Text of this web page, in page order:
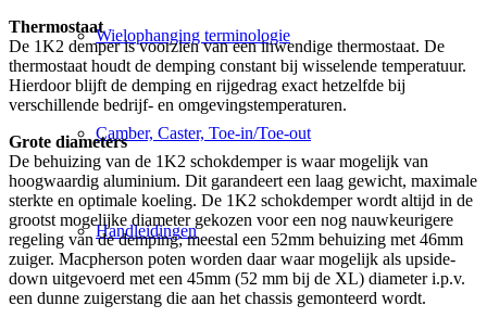
Wielophanging terminologie
Camber, Caster, Toe-in/Toe-out
Handleidingen
Thermostaat
De 1K2 demper is voorzien van een inwendige thermostaat. De
thermostaat houdt de demping constant bij wisselende temperatuur.
Hierdoor blijft de demping en rijgedrag exact hetzelfde bij
verschillende bedrijf- en omgevingstemperaturen.
Grote diameters
De behuizing van de 1K2 schokdemper is waar mogelijk van
hoogwaardig aluminium. Dit garandeert een laag gewicht, maximale
sterkte en optimale koeling. De 1K2 schokdemper wordt altijd in de
grootst mogelijke diameter gekozen voor een nog nauwkeurigere
regeling van de demping; meestal een 52mm behuizing met 46mm
zuiger. Macpherson poten worden daar waar mogelijk als upside-
down uitgevoerd met een 45mm (52 mm bij de XL) diameter i.p.v.
een dunne zuigerstang die aan het chassis gemonteerd wordt.